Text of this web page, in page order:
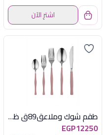
اشترِ الآن
طقم شوك وملاعق89ق ظريف استانلس لامع نهير
EGP12250